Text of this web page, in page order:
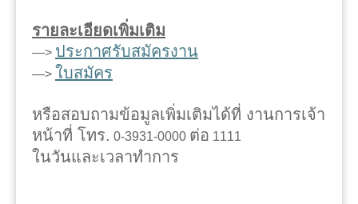
รายละเอียดเพิ่มเติม
—> ประกาศรับสมัครงาน
—> ใบสมัคร
หรือสอบถามข้อมูลเพิ่มเติมได้ที่ งานการเจ้า
หน้าที่ โทร. 0-3931-0000 ต่อ 1111
ในวันและเวลาทำการ